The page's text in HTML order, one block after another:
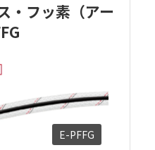
工場様では、様々な
レーガン用ホースと
を使用していまし
・フッ素（アー
E-PFFG